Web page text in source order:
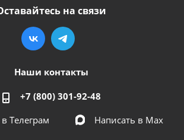
на связи
Наши контакты
+7 (800) 301-92-48
Телеграм
Написать в Мах